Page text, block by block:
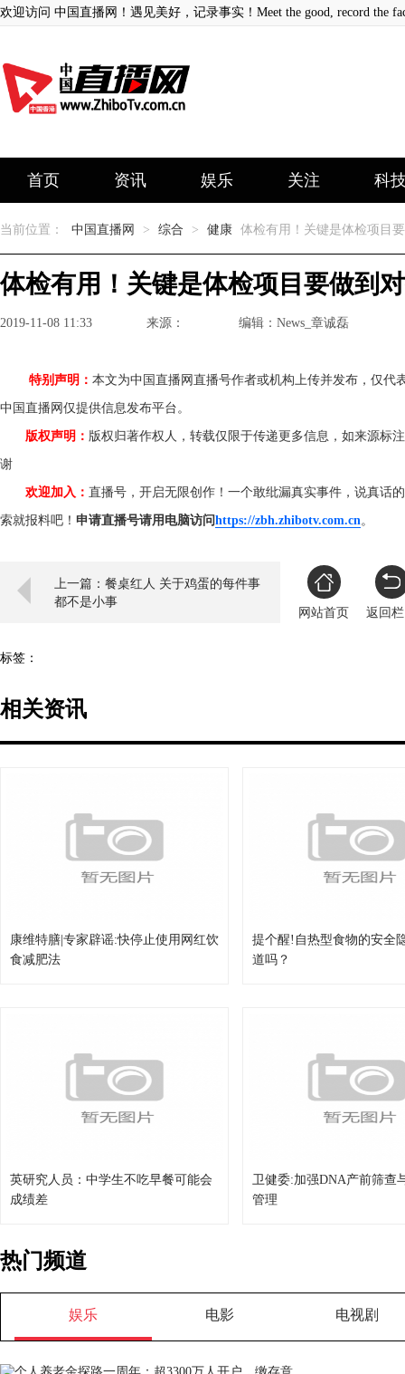
欢迎访问 中国直播网！遇见美好，记录事实！Meet the good, record the
首页 资讯 娱乐 关注 科
当前位置： 中国直播网 > 综合 > 健康 体检有用！关键是体检项目
体检有用！关键是体检项目要做到
2019-11-08 11:33 来源： 编辑：News_章诚磊
特别声明： 本文为中国直播网直播号作者或机构上传并发布，仅
中国直播网仅提供信息发布平台。
版权声明： 版权归著作权人，转载仅限于传递更多信息，如来源标
谢
欢迎加入： 直播号，开启无限创作！一个敢纰漏真实事件，说真话
索就报料吧！ 申请直播号请用电脑访问https://zbh.zhibotv.com.cn。
上一篇：餐桌红人 关于鸡蛋的每件事
都不是小事
网站首页
返回
标签：
相关资讯
康维特膳|专家辟谣:快停止使用网红饮
食减肥法
提个醒!自热型食物的安全
道吗？
英研究人员：中学生不吃早餐可能会
成绩差
卫健委:加强DNA产前筛查
管理
热门频道
娱乐 电影 电视剧